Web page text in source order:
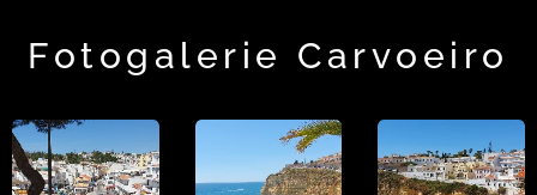
Fotogalerie Carvoeiro